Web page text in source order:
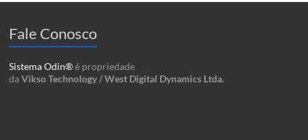
Fale Conosco
Sistema Odin®é propriedade
daVikso Technology / West Digital Dynamics Ltda.